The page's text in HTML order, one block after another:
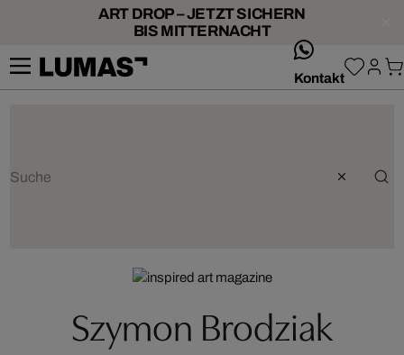
ART DROP – JETZT SICHERN
BIS MITTERNACHT
Kontakt
Szymon Brodziak